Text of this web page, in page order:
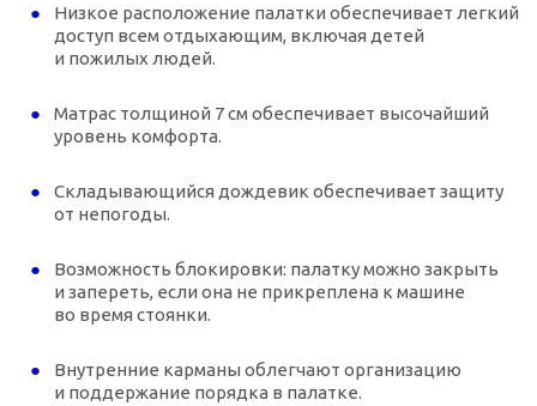
Низкое расположение палатки обеспечивает легкий
доступ всем отдыхающим, включая детей
и пожилых людей.
Матрас толщиной 7 см обеспечивает высочайший
уровень комфорта.
Складывающийся дождевик обеспечивает защиту
от непогоды.
Возможность блокировки: палатку можно закрыть
и запереть, если она не прикреплена к машине
во время стоянки.
Внутренние карманы облегчают организацию
и поддержание порядка в палатке.